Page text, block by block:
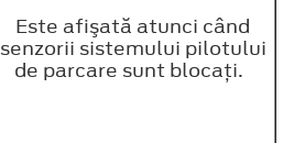
Este afişată atunci când
senzorii sistemului pilotului
de parcare sunt blocaţi.